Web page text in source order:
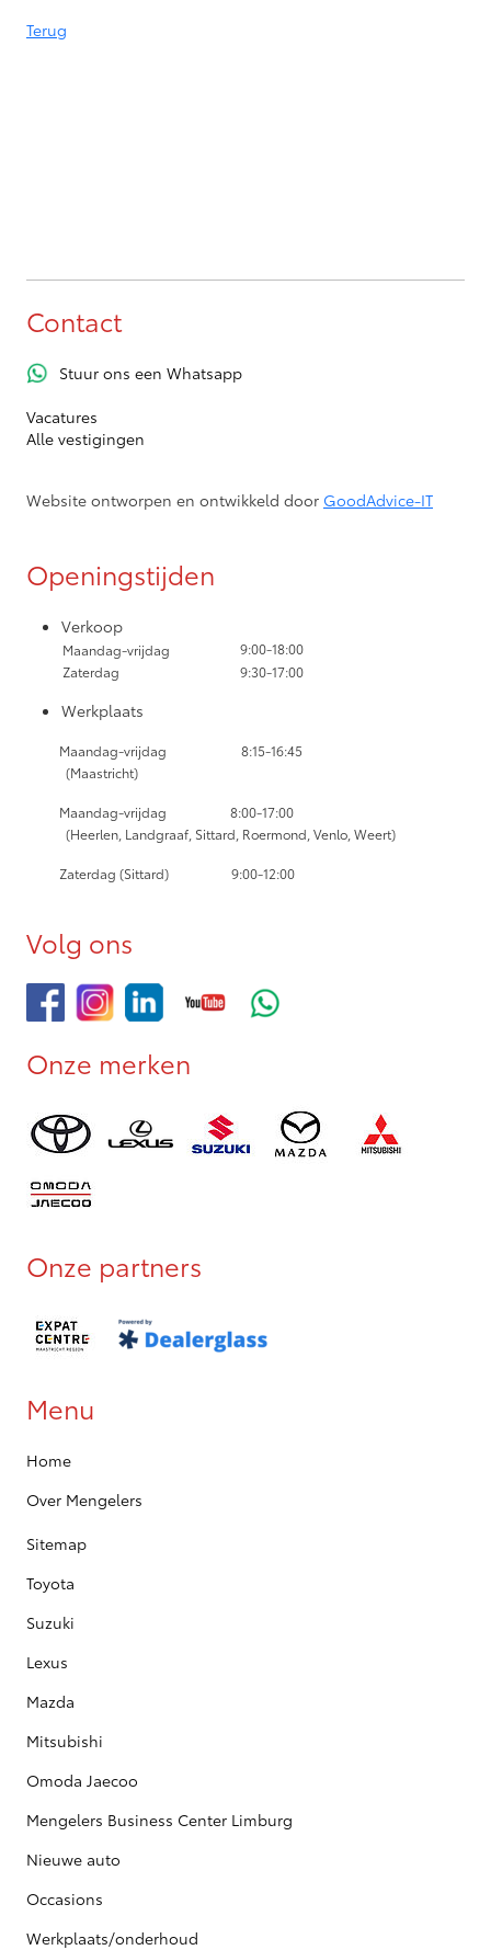
Terug
Contact
Stuur ons een Whatsapp
Vacatures
Alle vestigingen
Website ontworpen en ontwikkeld door GoodAdvice-IT
Openingstijden
Verkoop
Maandag-vrijdag
9:00-18:00
Zaterdag
9:30-17:00
Werkplaats
Maandag-vrijdag
8:15-16:45
(Maastricht)
Maandag-vrijdag
8:00-17:00
(Heerlen, Landgraaf, Sittard, Roermond, Venlo, Weert)
Zaterdag (Sittard) 9:00-12:00
Volg ons
Onze merken
Onze partners
Menu
Home
Over Mengelers
Sitemap
Toyota
Suzuki
Lexus
Mazda
Mitsubishi
Omoda Jaecoo
Mengelers Business Center Limburg
Nieuwe auto
Occasions
Werkplaats/onderhoud